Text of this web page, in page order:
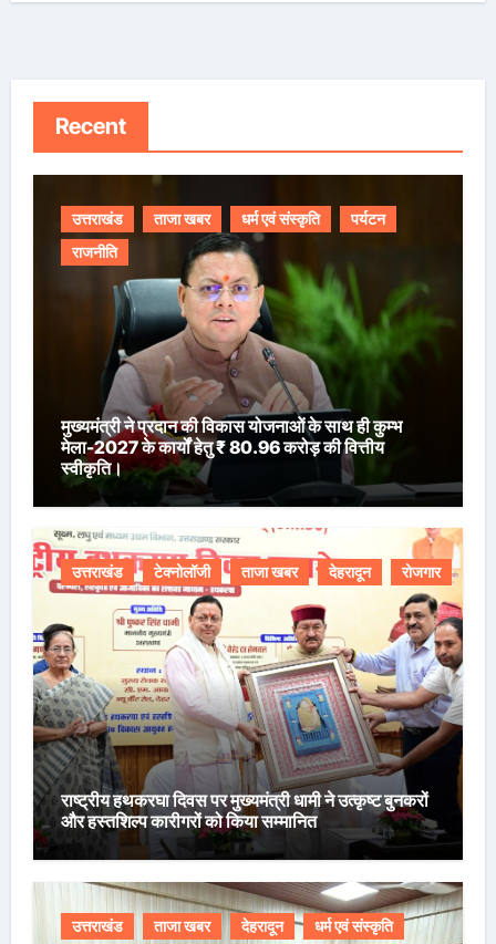
Recent
उत्तराखंड ताजा खबर धर्म एवं संस्कृति
पर्यटन
राजनीति
मुख्यमंत्री ने प्रदान की विकास योजनाओं के साथ ही कुम्भ
मेला-2027 के कार्यों हेतु ₹ 80.96 करोड़ की वित्तीय
स्वीकृति।
उत्तराखंड टेक्नोलॉजी ताजा खबर देहरादून रोजगार
राष्ट्रीय हथकरघा दिवस पर मुख्यमंत्री धामी ने उत्कृष्ट बुनकरों
और हस्तशिल्प कारीगरों को किया सम्मानित
उत्तराखंड ताजा खबर देहरादून धर्म एवं संस्कृति